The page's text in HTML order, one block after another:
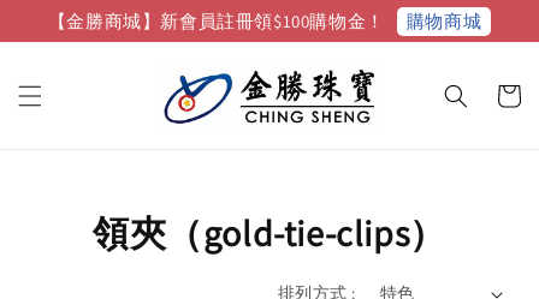
【金勝商城】新會員註冊領$100購物金！ 購物商城
領夾（gold-tie-clips）
排列方式 :